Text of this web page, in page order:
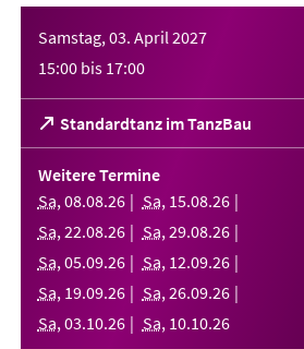
Samstag, 03. April 2027
15:00 bis 17:00
Standardtanz im TanzBau
(Öffnet
in
einem
Tab)
Weitere Termine
Sa,08.08.26 Sa, 15.08.26
Sa,22.08.26 Sa,29.08.26
Sa,05.09.26 Sa, 12.09.26
Sa, 19.09.26 Sa,26.09.26
Sa,03.10.26 Sa, 10.10.26